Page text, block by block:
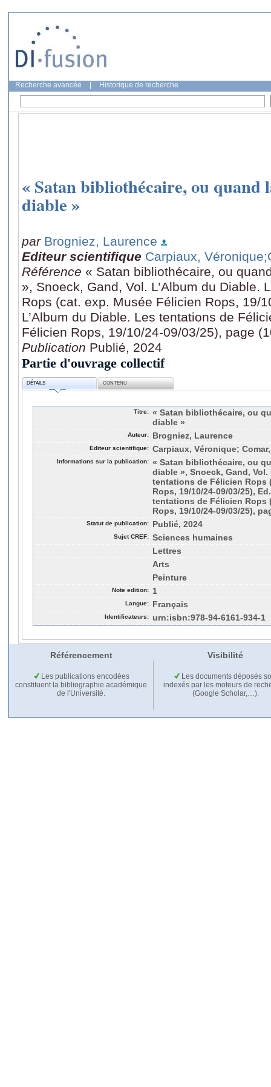
Recherche avancée Historique de recherche
« Satan bibliothécaire, ou quand
diable »
par Brogniez, Laurence
Editeur scientifique Carpiaux, Véronique
Référence « Satan bibliothécaire, ou
», Snoeck, Gand, Vol. L’Album du Diable.
Rops (cat. exp. Musée Félicien Rops, 19/
L’Album du Diable. Les tentations de
Félicien Rops, 19/10/24-09/03/25), page
Publication Publié, 2024
Partie d'ouvrage collectif
DÉTAILS CONTENU
Titre: « Satan bibliothécaire, ou
diable »
Auteur: Brogniez, Laurence
Editeur scientifique: Carpiaux, Véronique;
Informations sur la publication: « Satan bibliothécaire, ou
diable », Snoeck, Gand, Vol.
tentations de Félicien Rops
Rops, 19/10/24-09/03/25),
tentations de Félicien Rops
Rops, 19/10/24-09/03/25),
Statut de publication: Publié, 2024
Sujet CREF: Sciences humaines
Lettres
Arts
Peinture
Note edition: 1
Langue: Français
Identificateurs: urn:isbn:978-94-6161-934-1
Référencement Visibilité
Les publications encodées
constituent la bibliographie académique
de l'Université.
Les documents déposés
indexés par les moteurs de
(Google Scholar,…).